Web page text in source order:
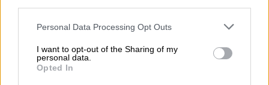
Personal Data Processing Opt Outs
I want to opt-out of the Sharing of my
personal data.
Opted In
Τράπεζα Κύπρου: Ενισχυμένες κατά 31% οι ασφαλιστικές
εξάμηνο
04.08.2026 - 11:49
Σπύρος Γεωργαράς - «ΥΓΕΙΑ» / Ερευνητικό και Θεραπευτικό